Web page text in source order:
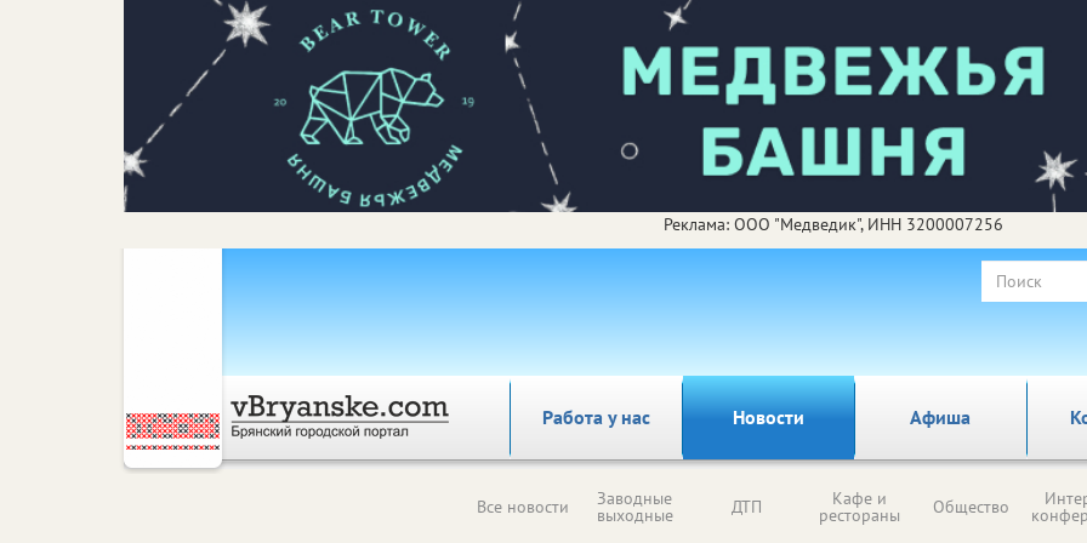
Реклама: ООО "Медведик", ИНН 3200007256
Работа у нас Новости Афиша
Все новости Заводные
выходные ДТП Кафе и
рестораны Общество